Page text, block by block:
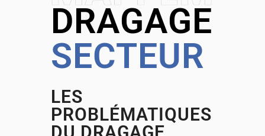
DRAGAGE
SECTEUR
LES
PROBLÉMATIQUES